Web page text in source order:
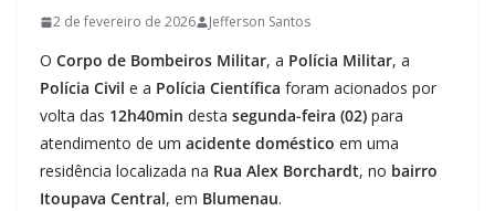
2 de fevereiro de 2026 Jefferson Santos
O Corpo de Bombeiros Militar, a Polícia Militar, a
Polícia Civil e a Polícia Científica foram acionados por
volta das 12h40min desta segunda-feira (02) para
atendimento de um acidente doméstico em uma
residência localizada na Rua Alex Borchardt, no bairro
Itoupava Central, em Blumenau.